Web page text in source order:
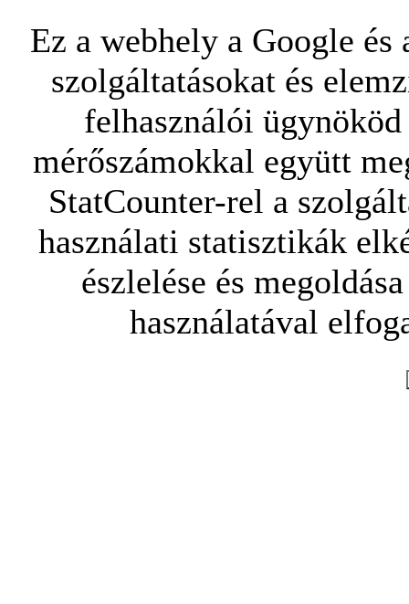
Ez a webhely a Google
szolgáltatásokat és
felhasználói
mérőszámokkal együtt
StatCounter-rel a
használati statisztikák
észlelése és
használatával